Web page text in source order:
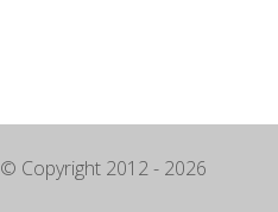
© Copyright 2012 - 2026